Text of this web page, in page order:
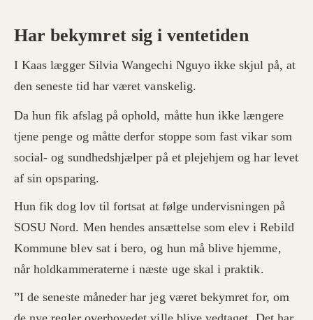
Har bekymret sig i ventetiden
I Kaas lægger Silvia Wangechi Nguyo ikke skjul på, at
den seneste tid har været vanskelig.
Da hun fik afslag på ophold, måtte hun ikke længere
tjene penge og måtte derfor stoppe som fast vikar som
social- og sundhedshjælper på et plejehjem og har levet
af sin opsparing.
Hun fik dog lov til fortsat at følge undervisningen på
SOSU Nord. Men hendes ansættelse som elev i Rebild
Kommune blev sat i bero, og hun må blive hjemme,
når holdkammeraterne i næste uge skal i praktik.
”I de seneste måneder har jeg været bekymret for, om